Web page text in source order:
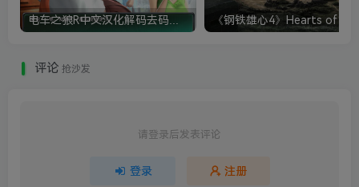
评论 抢沙发
请登录后发表评论
登录 注册